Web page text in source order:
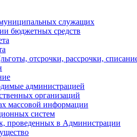
служащих
бюджетных средств
отсрочки, рассрочки,
администрацией
организаций
массовой информации
систем
проведенных в Администрации